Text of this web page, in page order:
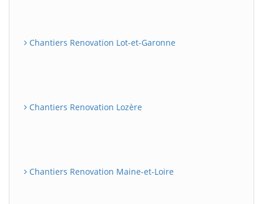
Chantiers Renovation Lot-et-Garonne
Chantiers Renovation Lozère
Chantiers Renovation Maine-et-Loire